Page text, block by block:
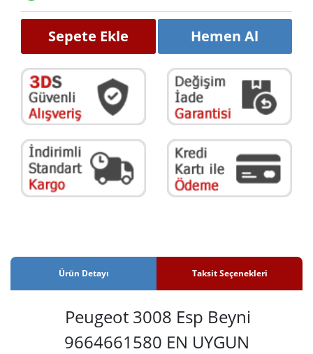
Sepete Ekle Hemen Al
Ürün Detayı Taksit Seçenekleri
Peugeot 3008 Esp Beyni
9664661580 EN UYGUN